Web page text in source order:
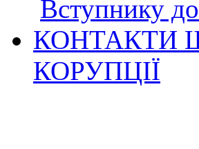
Вступнику
КОНТАКТИ
КОРУПЦІЇ